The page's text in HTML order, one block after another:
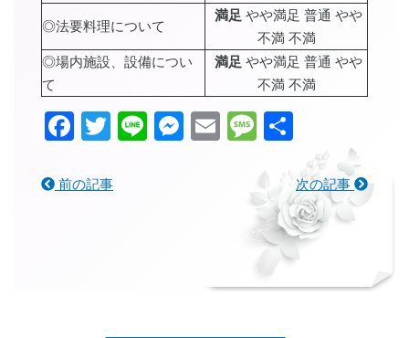
◎法要料理について
満足 やや満足 普通 やや
不満 不満
◎場内施設、設備につい
て
満足 やや満足 普通 やや
不満 不満
Facebook
Twitter
LineMessenger
EmailMessage
有
前の記事 次の記事